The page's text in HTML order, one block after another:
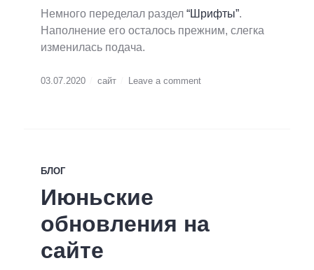
Немного переделал раздел “Шрифты”.
Наполнение его осталось прежним, слегка
изменилась подача.
03.07.2020 сайт Leave a comment
БЛОГ
Июньские
обновления на
сайте